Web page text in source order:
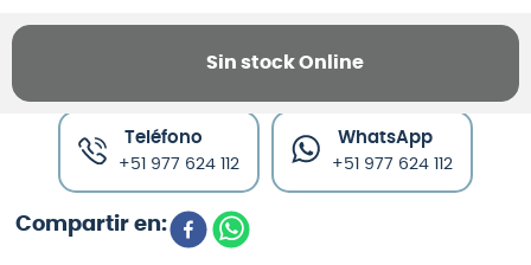
Sin stock Online
Canales de venta y asesoría
Teléfono
+51 977 624 112
WhatsApp
+51 977 624 112